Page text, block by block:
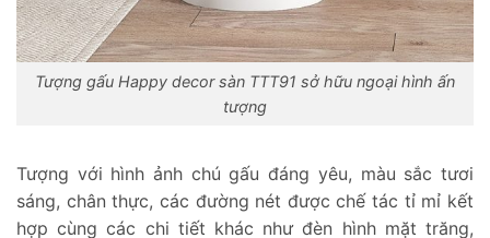
Tượng gấu Happy decor sàn TTT91 sở hữu ngoại hình ấn
tượng
Tượng với hình ảnh chú gấu đáng yêu, màu sắc tươi
sáng, chân thực, các đường nét được chế tác tỉ mỉ kết
hợp cùng các chi tiết khác như đèn hình mặt trăng,